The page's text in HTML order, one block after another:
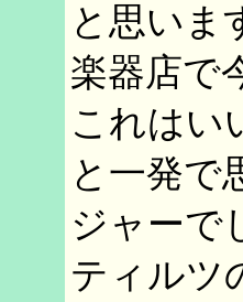
と思いま
楽器店で
これはい
と一発で
ジャーで
ティルツ